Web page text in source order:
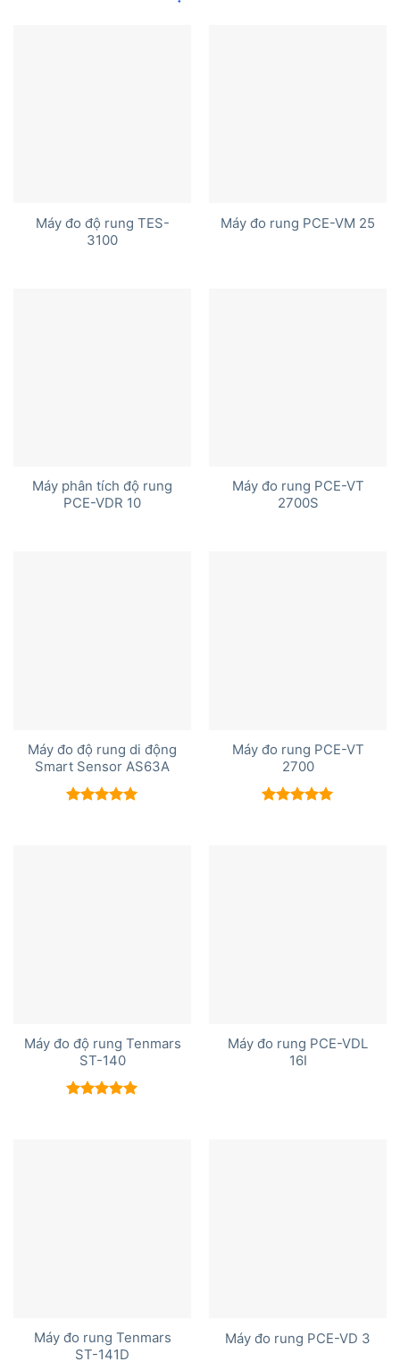
Máy đo độ rung TES-
3100
Máy đo rung PCE-VM 25
Máy phân tích độ rung
PCE-VDR 10
Máy đo rung PCE-VT
2700S
Máy đo độ rung di động
Smart Sensor AS63A
Máy đo rung PCE-VT
2700
Máy đo độ rung Tenmars
ST-140
Máy đo rung PCE-VDL
16I
Máy đo rung Tenmars
ST-141D
Máy đo rung PCE-VD 3